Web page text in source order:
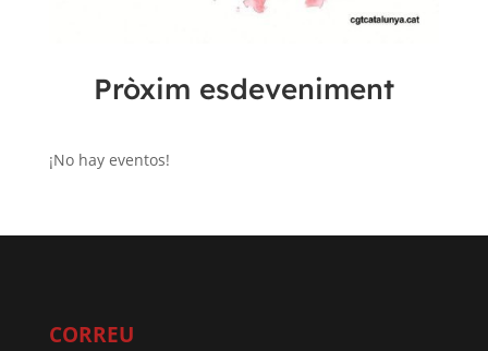
Pròxim esdeveniment
¡No hay eventos!
CORREU